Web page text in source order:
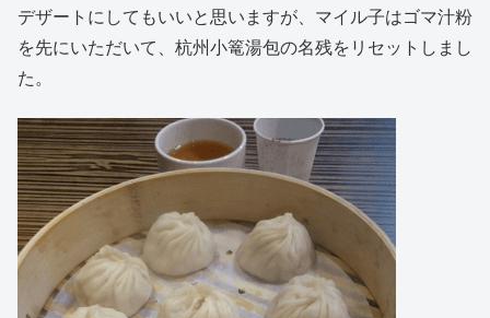
デザートにしてもいいと思いますが、マイル子はゴマ汁粉
を先にいただいて、杭州小篭湯包の名残をリセットしまし
た。